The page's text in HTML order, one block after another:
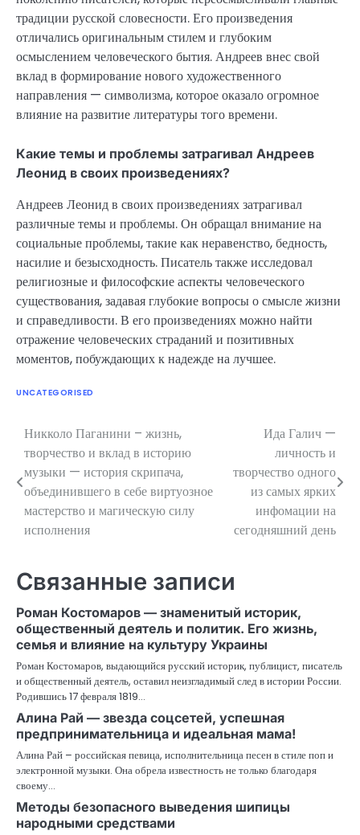
традиции русской словесности. Его произведения
отличались оригинальным стилем и глубоким
осмыслением человеческого бытия. Андреев внес свой
вклад в формирование нового художественного
направления — символизма, которое оказало огромное
влияние на развитие литературы того времени.
Какие темы и проблемы затрагивал Андреев
Леонид в своих произведениях?
Андреев Леонид в своих произведениях затрагивал
различные темы и проблемы. Он обращал внимание на
социальные проблемы, такие как неравенство, бедность,
насилие и безысходность. Писатель также исследовал
религиозные и философские аспекты человеческого
существования, задавая глубокие вопросы о смысле жизни
и справедливости. В его произведениях можно найти
отражение человеческих страданий и позитивных
моментов, побуждающих к надежде на лучшее.
UNCATEGORISED
Навигация
по
записям
Никколо Паганини – жизнь,
творчество и вклад в историю
музыки — история скрипача,
объединившего в себе виртуозное
мастерство и магическую силу
исполнения
Ида Галич —
личность и
творчество одного
из самых ярких
инфомации на
сегодняшний день
Связанные записи
Роман Костомаров — знаменитый историк,
общественный деятель и политик. Его жизнь,
семья и влияние на культуру Украины
Роман Костомаров, выдающийся русский историк, публицист, писатель
и общественный деятель, оставил неизгладимый след в истории России.
Родившись 17 февраля 1819…
Алина Рай — звезда соцсетей, успешная
предпринимательница и идеальная мама!
Алина Рай – российская певица, исполнительница песен в стиле поп и
электронной музыки. Она обрела известность не только благодаря
своему…
Методы безопасного выведения шипицы
народными средствами